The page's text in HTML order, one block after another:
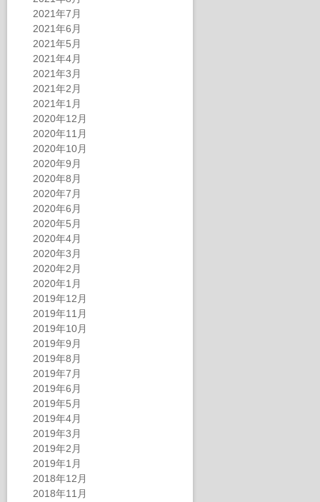
2021年7月
2021年6月
2021年5月
2021年4月
2021年3月
2021年2月
2021年1月
2020年12月
2020年11月
2020年10月
2020年9月
2020年8月
2020年7月
2020年6月
2020年5月
2020年4月
2020年3月
2020年2月
2020年1月
2019年12月
2019年11月
2019年10月
2019年9月
2019年8月
2019年7月
2019年6月
2019年5月
2019年4月
2019年3月
2019年2月
2019年1月
2018年12月
2018年11月